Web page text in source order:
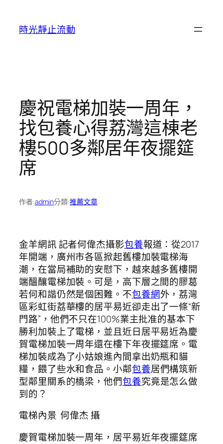
時光靜止流動
慶祝電梯加裝一周年，
找包養心得荔灣這棟老
樓500多鄰居年夜擺筵
席
作者:admin分類:推薦文章
金羊網訊 記者何偉杰攝影包養報道：從2017
年開端，廣州市各區掀起舊樓加裝電梯海
潮，在當局補助的安慰下，越來越多舊樓開
端醞釀電梯加裝。可是，高下層之間的膠葛
若何和諧仍然是個困難。不包養網外，荔灣
區彩虹街荔華樓的居平易近卻走出了一條“新
門路”，他們不只在100%業主批准的基本下
勝利加裝上了電梯，並且近日居平易近為慶
賀電梯加裝一周年還在樓下年夜擺筵席。電
梯加裝成為了小姑娘進內間拿出奶瓶和貓
糧，餵了些水和食品。小鄰包養居們構筑新
型鄰里關系的橋梁，他們包養究竟是怎么做
到的？
電梯內景 何偉杰 攝
慶賀電梯加裝一周年，居平易近年夜擺筵席